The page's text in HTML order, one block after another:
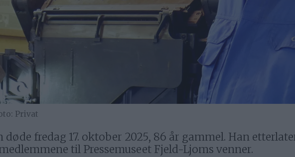
Privat
døde fredag 17. oktober 2025, 86 år gammel. Han
til Pressemuseet Fjeld-Ljoms venner.